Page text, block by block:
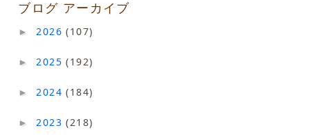
ブログ アーカイブ
► 2026(107)
► 2025(192)
► 2024(184)
► 2023(218)